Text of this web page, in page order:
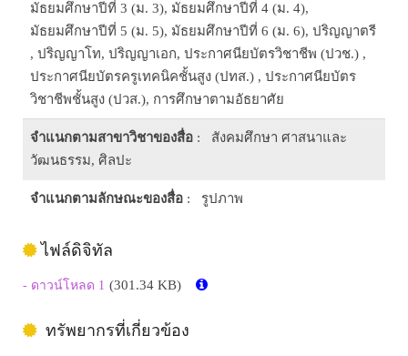
มัธยมศึกษาปีที่ 3 (ม. 3), มัธยมศึกษาปีที่ 4 (ม. 4),
มัธยมศึกษาปีที่ 5 (ม. 5), มัธยมศึกษาปีที่ 6 (ม. 6), ปริญญาตรี
, ปริญญาโท, ปริญญาเอก, ประกาศนียบัตรวิชาชีพ (ปวช.) ,
ประกาศนียบัตรครูเทคนิคชั้นสูง (ปทส.) , ประกาศนียบัตร
วิชาชีพชั้นสูง (ปวส.), การศึกษาตามอัธยาศัย
จำแนกตามสาขาวิชาของสื่อ : สังคมศึกษา ศาสนาและ
วัฒนธรรม, ศิลปะ
จำแนกตามลักษณะของสื่อ : รูปภาพ
ไฟล์ดิจิทัล
- ดาวน์โหลด 1 (301.34 KB)
ทรัพยากรที่เกี่ยวข้อง